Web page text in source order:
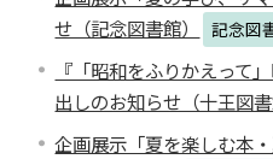
せ（記念図書館）
記念図
『「昭和をふりかえって
出しのお知らせ（十王図書
企画展示「夏を楽しむ本